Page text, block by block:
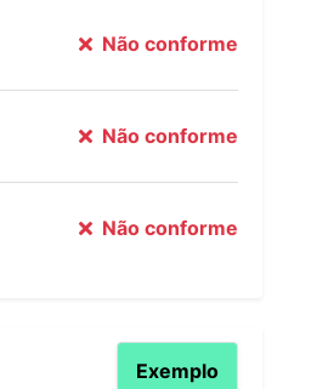
Não conforme
Não conforme
Não conforme
Exemplo